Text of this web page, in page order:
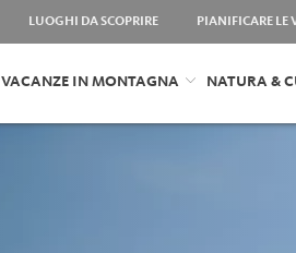
LUOGHI DA SCOPRIRE PIANIFICARE LE
VACANZE IN MONTAGNA NATURA &